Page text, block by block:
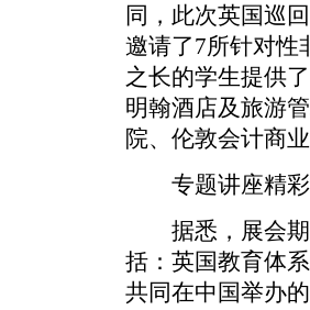
同，此次英国巡
邀请了7所针对性
之长的学生提供
明翰酒店及旅游
院、伦敦会计商
专题讲座精彩
据悉，展会期
括：英国教育体
共同在中国举办